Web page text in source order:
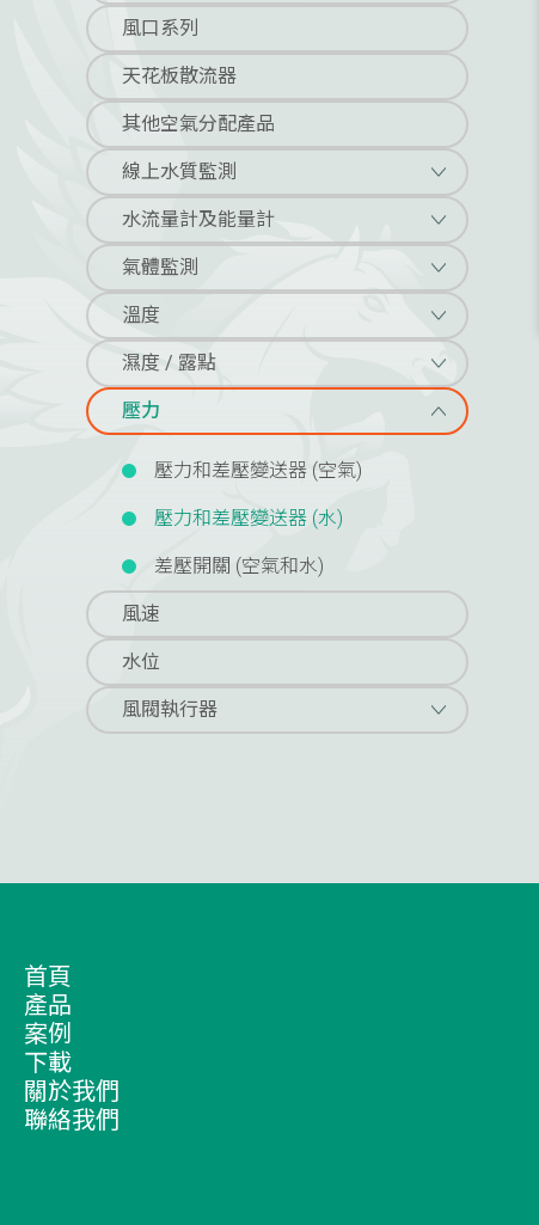
風口系列
天花板散流器
其他空氣分配產品
線上水質監測
水流量計及能量計
氣體監測
溫度
濕度 / 露點
壓力
壓力和差壓變送器 (空氣)
壓力和差壓變送器 (水)
差壓開關 (空氣和水)
風速
水位
風閥執行器
首頁
產品
案例
下載
關於我們
聯絡我們